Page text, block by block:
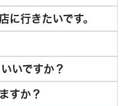
に行きたいです。
いですか？
すか？